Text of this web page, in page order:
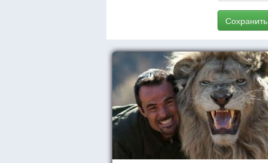
Сохранить